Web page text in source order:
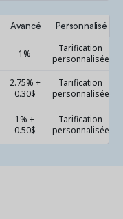
Avancé Personnalisé
1%
Tarification
personnalisée
2.75% +
0.30$
Tarification
personnalisée
1% +
0.50$
Tarification
personnalisée